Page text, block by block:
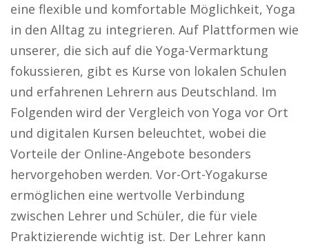
eine flexible und komfortable Möglichkeit, Yoga
in den Alltag zu integrieren. Auf Plattformen wie
unserer, die sich auf die Yoga-Vermarktung
fokussieren, gibt es Kurse von lokalen Schulen
und erfahrenen Lehrern aus Deutschland. Im
Folgenden wird der Vergleich von Yoga vor Ort
und digitalen Kursen beleuchtet, wobei die
Vorteile der Online-Angebote besonders
hervorgehoben werden. Vor-Ort-Yogakurse
ermöglichen eine wertvolle Verbindung
zwischen Lehrer und Schüler, die für viele
Praktizierende wichtig ist. Der Lehrer kann